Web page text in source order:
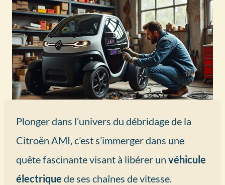
Plonger dans l’univers du débridage de la
Citroën AMI, c’est s’immerger dans une
quête fascinante visant à libérer un véhicule
électrique de ses chaînes de vitesse.